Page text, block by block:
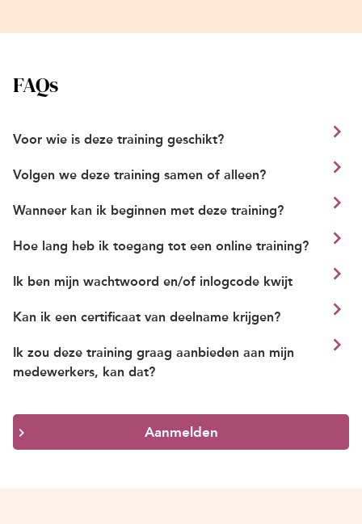
FAQs
Voor wie is deze training geschikt?
Volgen we deze training samen of alleen?
Wanneer kan ik beginnen met deze training?
Hoe lang heb ik toegang tot een online training?
Ik ben mijn wachtwoord en/of inlogcode kwijt
Kan ik een certificaat van deelname krijgen?
Ik zou deze training graag aanbieden aan mijn
medewerkers, kan dat?
Aanmelden